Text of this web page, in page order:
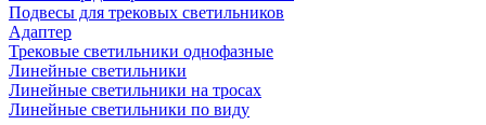
Подвесы для трековых светильников
Адаптер
Трековые светильники однофазные
Линейные светильники
Линейные светильники на тросах
Линейные светильники по виду